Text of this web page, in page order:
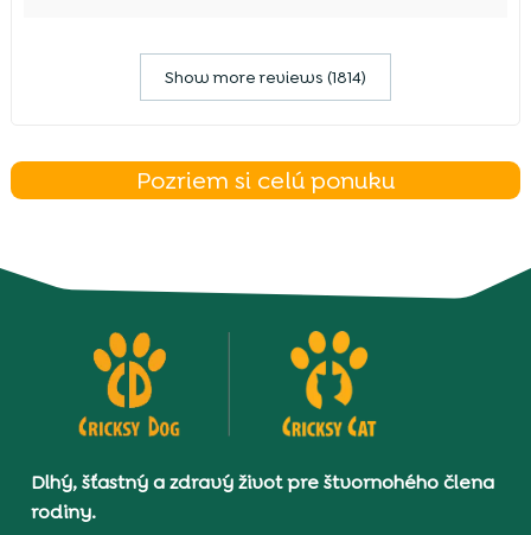
Show more reviews (1814)
Pozriem si celú ponuku
Dlhý, šťastný a zdravý život pre štvornohého člena
rodiny.